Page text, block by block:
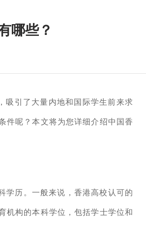
哪些？
吸引了大量内地和国际学生前来求
件呢？本文将为您详细介绍中国香
学历。一般来说，香港高校认可的
机构的本科学位，包括学士学位和